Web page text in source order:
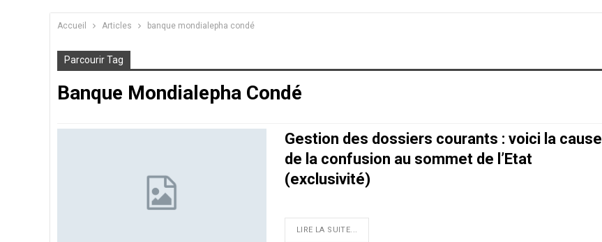
Accueil Articles banque mondialepha condé
Parcourir Tag
Banque Mondialepha Condé
Gestion des dossiers courants : voici la cause
de la confusion au sommet de l’Etat
(exclusivité)
LIRE LA SUITE...